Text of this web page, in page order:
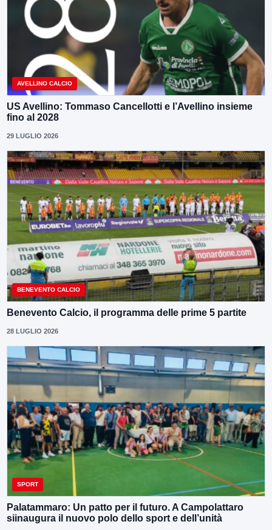
AVELLINO CALCIO
US Avellino: Tommaso Cancellotti e l’Avellino insieme
fino al 2028
29 LUGLIO 2026
BENEVENTO CALCIO
Benevento Calcio, il programma delle prime 5 partite
28 LUGLIO 2026
SPORT
Palatammaro: Un patto per il futuro. A Campolattaro
siinaugura il nuovo polo dello sport e dell’unità